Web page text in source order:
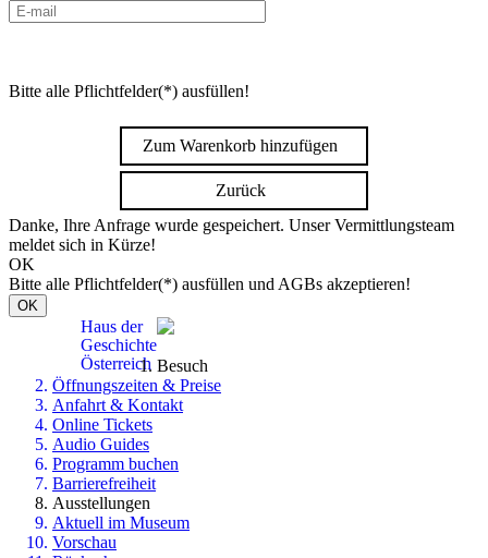
Bitte alle Pflichtfelder(*) ausfüllen!
Zum Warenkorb hinzufügen
Zurück
Danke, Ihre Anfrage wurde gespeichert. Unser Vermittlungsteam
meldet sich in Kürze!
OK
Bitte alle Pflichtfelder(*) ausfüllen und AGBs akzeptieren!
OK
Haus der
Geschichte
Österreich Besuch
Öffnungszeiten & Preise
Anfahrt & Kontakt
Online Tickets
Audio Guides
Programm buchen
Barrierefreiheit
Ausstellungen
Aktuell im Museum
Vorschau